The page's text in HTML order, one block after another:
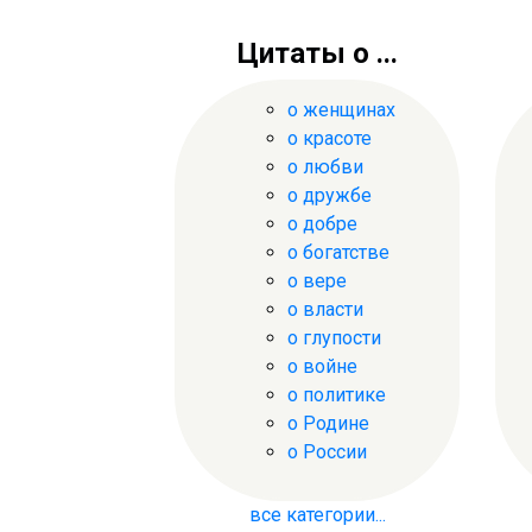
Цитаты о ...
о женщинах
о красоте
о любви
о дружбе
о добре
о богатстве
о вере
о власти
о глупости
о войне
о политике
о Родине
о России
все категории...